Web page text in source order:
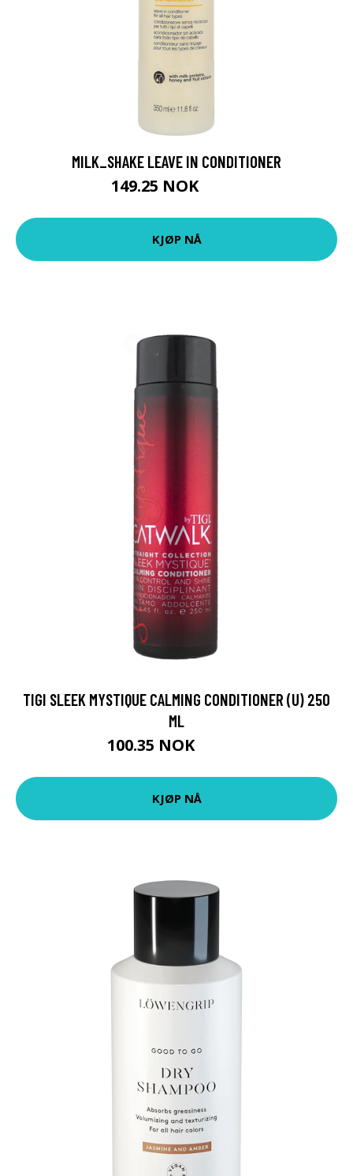
MILK_SHAKE LEAVE IN CONDITIONER
149.25 NOK
KJØP NÅ
TIGI SLEEK MYSTIQUE CALMING CONDITIONER (U) 250
ML
100.35 NOK
KJØP NÅ